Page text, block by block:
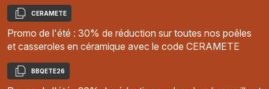
Copier
CERAMETE
Promo de l'été : 30% de réduction sur toutes nos poêles
et casseroles en céramique avec le code CERAMETE
Copier
BBQETE26